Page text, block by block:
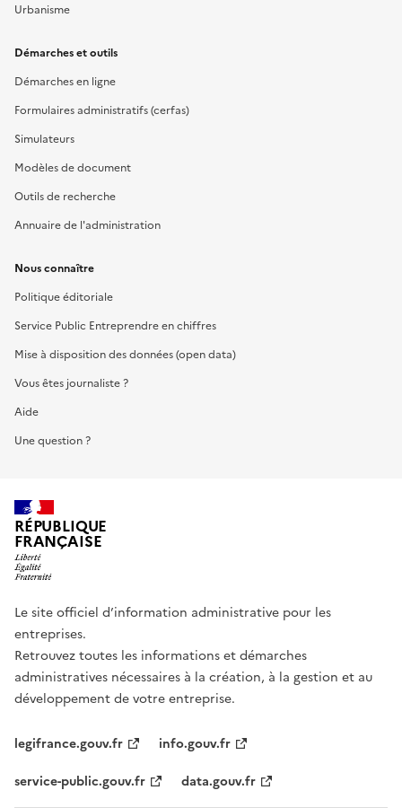
Urbanisme
Démarches et outils
Démarches en ligne
Formulaires administratifs (cerfas)
Simulateurs
Modèles de document
Outils de recherche
Annuaire de l'administration
Nous connaître
Politique éditoriale
Service Public Entreprendre en chiffres
Mise à disposition des données (open data)
Vous êtes journaliste ?
Aide
Une question ?
RÉPUBLIQUE
FRANÇAISE
Le site officiel d’information administrative pour les
entreprises.
Retrouvez toutes les informations et démarches
administratives nécessaires à la création, à la gestion et au
développement de votre entreprise.
legifrance.gouv.fr
info.gouv.fr
service-public.gouv.fr
data.gouv.fr